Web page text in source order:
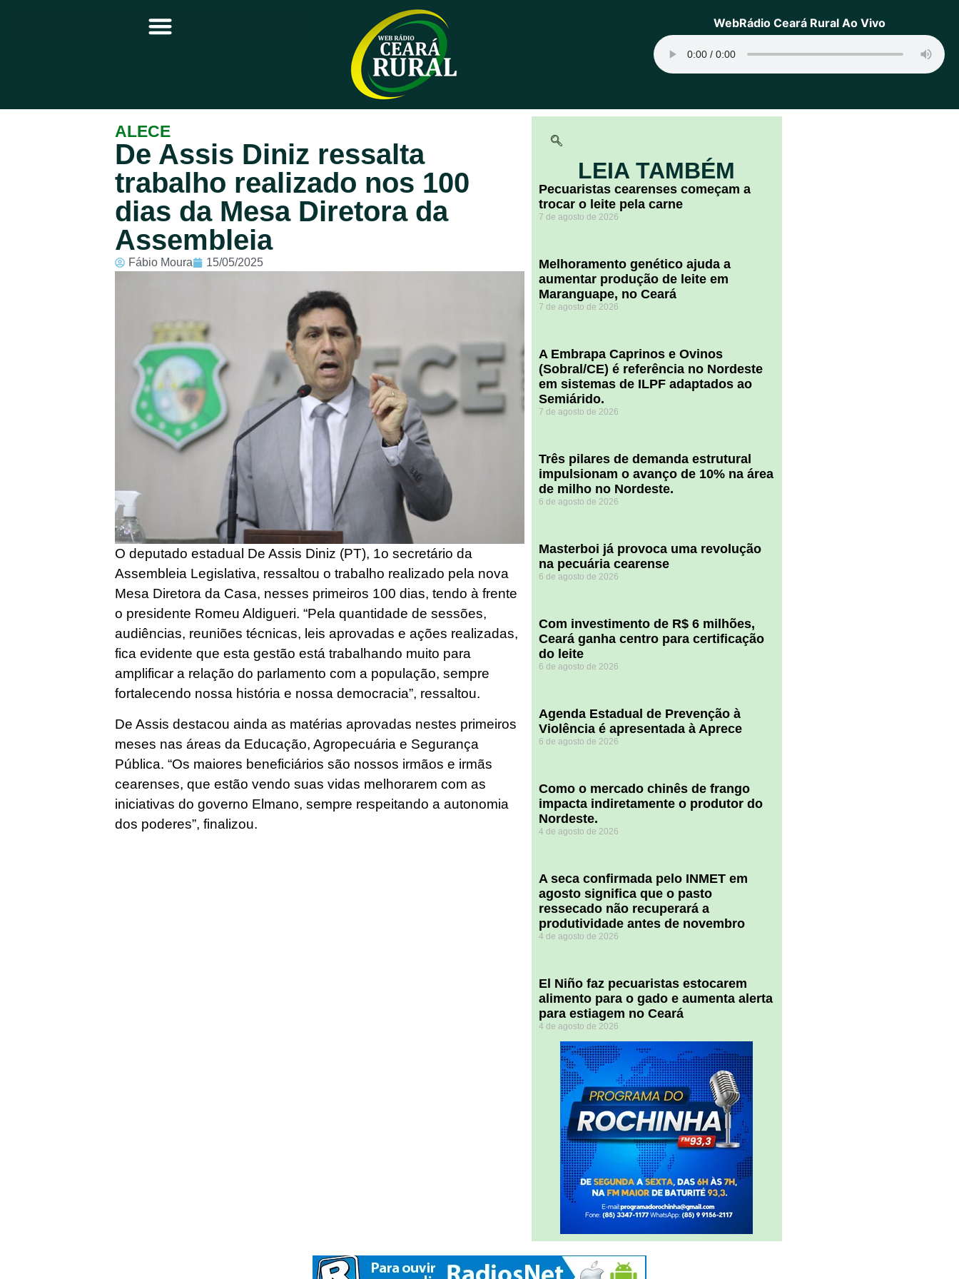
Principal
Notícias
Programação
Equipe
Contato
Sobre
WebRádio Ceará Rural Ao Vivo
ALECE
De Assis Diniz ressalta
trabalho realizado nos 100
dias da Mesa Diretora da
Assembleia
Fábio Moura 15/05/2025
O deputado estadual De Assis Diniz (PT), 1o secretário da
Assembleia Legislativa, ressaltou o trabalho realizado pela nova
Mesa Diretora da Casa, nesses primeiros 100 dias, tendo à frente
o presidente Romeu Aldigueri. “Pela quantidade de sessões,
audiências, reuniões técnicas, leis aprovadas e ações realizadas,
fica evidente que esta gestão está trabalhando muito para
amplificar a relação do parlamento com a população, sempre
fortalecendo nossa história e nossa democracia”, ressaltou.
De Assis destacou ainda as matérias aprovadas nestes primeiros
meses nas áreas da Educação, Agropecuária e Segurança
Pública. “Os maiores beneficiários são nossos irmãos e irmãs
cearenses, que estão vendo suas vidas melhorarem com as
iniciativas do governo Elmano, sempre respeitando a autonomia
dos poderes”, finalizou.
LEIA TAMBÉM
Pecuaristas cearenses começam a
trocar o leite pela carne
7 de agosto de 2026
Melhoramento genético ajuda a
aumentar produção de leite em
Maranguape, no Ceará
7 de agosto de 2026
A Embrapa Caprinos e Ovinos
(Sobral/CE) é referência no Nordeste
em sistemas de ILPF adaptados ao
Semiárido.
7 de agosto de 2026
​Três pilares de demanda estrutural
impulsionam o avanço de 10% na área
de milho no Nordeste.
6 de agosto de 2026
Masterboi já provoca uma revolução
na pecuária cearense
6 de agosto de 2026
Com investimento de R$ 6 milhões,
Ceará ganha centro para certificação
do leite
6 de agosto de 2026
Agenda Estadual de Prevenção à
Violência é apresentada à Aprece
6 de agosto de 2026
​Como o mercado chinês de frango
impacta indiretamente o produtor do
Nordeste.
4 de agosto de 2026
A seca confirmada pelo INMET em
agosto significa que o pasto
ressecado não recuperará a
produtividade antes de novembro
4 de agosto de 2026
El Niño faz pecuaristas estocarem
alimento para o gado e aumenta alerta
para estiagem no Ceará
4 de agosto de 2026